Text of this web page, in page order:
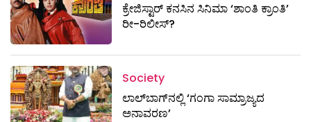
ಕ್ರೇಜಿಸ್ಟಾರ್ ಕನಸಿನ ಸಿನಿಮಾ ‘ಶಾಂತಿ ಕ್ರಾಂತಿ’
ರೀ-ರಿಲೀಸ್?
Society
ಲಾಲ್‌ಬಾಗ್‌ನಲ್ಲಿ ‘ಗಂಗಾ ಸಾಮ್ರಾಜ್ಯದ
ಅನಾವರಣ’